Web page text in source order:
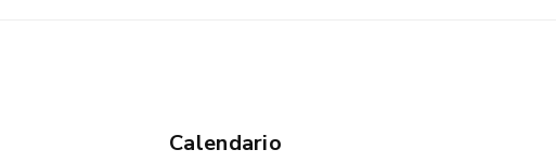
Calendario